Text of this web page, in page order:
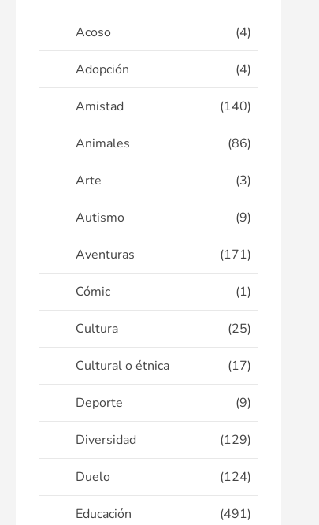
Acoso (4)
Adopción (4)
Amistad (140)
Animales (86)
Arte (3)
Autismo (9)
Aventuras (171)
Cómic (1)
Cultura (25)
Cultural o étnica (17)
Deporte (9)
Diversidad (129)
Duelo (124)
Educación (491)